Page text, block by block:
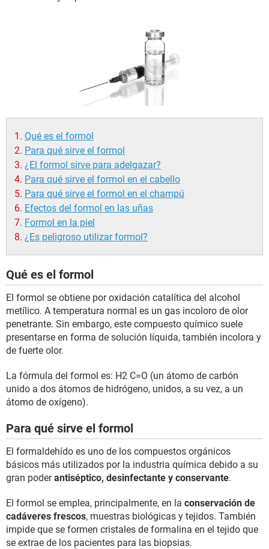
Qué es el formol
Para qué sirve el formol
¿El formol sirve para adelgazar?
Para qué sirve el formol en el cabello
Para qué sirve el formol en el champú
Efectos del formol en las uñas
Formol en la piel
¿Es peligroso utilizar formol?
Qué es el formol
El formol se obtiene por oxidación catalítica del alcohol
metílico. A temperatura normal es un gas incoloro de olor
penetrante. Sin embargo, este compuesto químico suele
presentarse en forma de solución líquida, también incolora y
de fuerte olor.
La fórmula del formol es: H2 C=O (un átomo de carbón
unido a dos átomos de hidrógeno, unidos, a su vez, a un
átomo de oxígeno).
Para qué sirve el formol
El formaldehído es uno de los compuestos orgánicos
básicos más utilizados por la industria química debido a su
gran poderantiséptico, desinfectante y conservante.
El formol se emplea, principalmente, en la conservación de
cadáveres frescos, muestras biológicas y tejidos. También
impide que se formen cristales de formalina en el tejido que
se extrae de los pacientes para las biopsias.